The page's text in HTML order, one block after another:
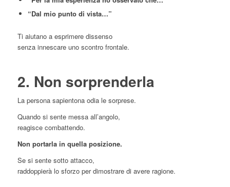
“Dal mio punto di vista…”
Ti aiutano a esprimere dissenso
senza innescare uno scontro frontale.
2. Non sorprenderla
La persona sapientona odia le sorprese.
Quando si sente messa all’angolo,
reagisce combattendo.
Non portarla in quella posizione.
Se si sente sotto attacco,
raddoppierà lo sforzo per dimostrare di avere ragione.